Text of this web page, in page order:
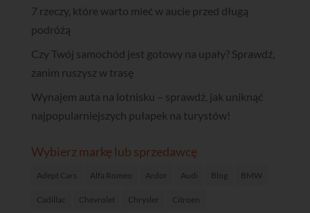
7 rzeczy, które warto mieć w aucie przed długą
podróżą
Czy Twój samochód jest gotowy na upały? Sprawdź,
zanim ruszysz w trasę
Wynajem auta na lotnisku – sprawdź, jak uniknąć
najpopularniejszych pułapek na turystów!
Wybierz markę lub sprzedawcę
Adept Cars Alfa Romeo Ardor Audi Blog BMW
Cadillac Chevrolet Chrysler Citroen